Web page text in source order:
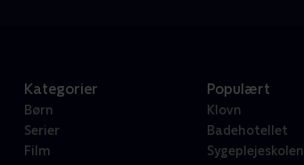
Kategorier
Børn
Serier
Film
Populært
Klovn
Badehotellet
Sygeplejeskolen